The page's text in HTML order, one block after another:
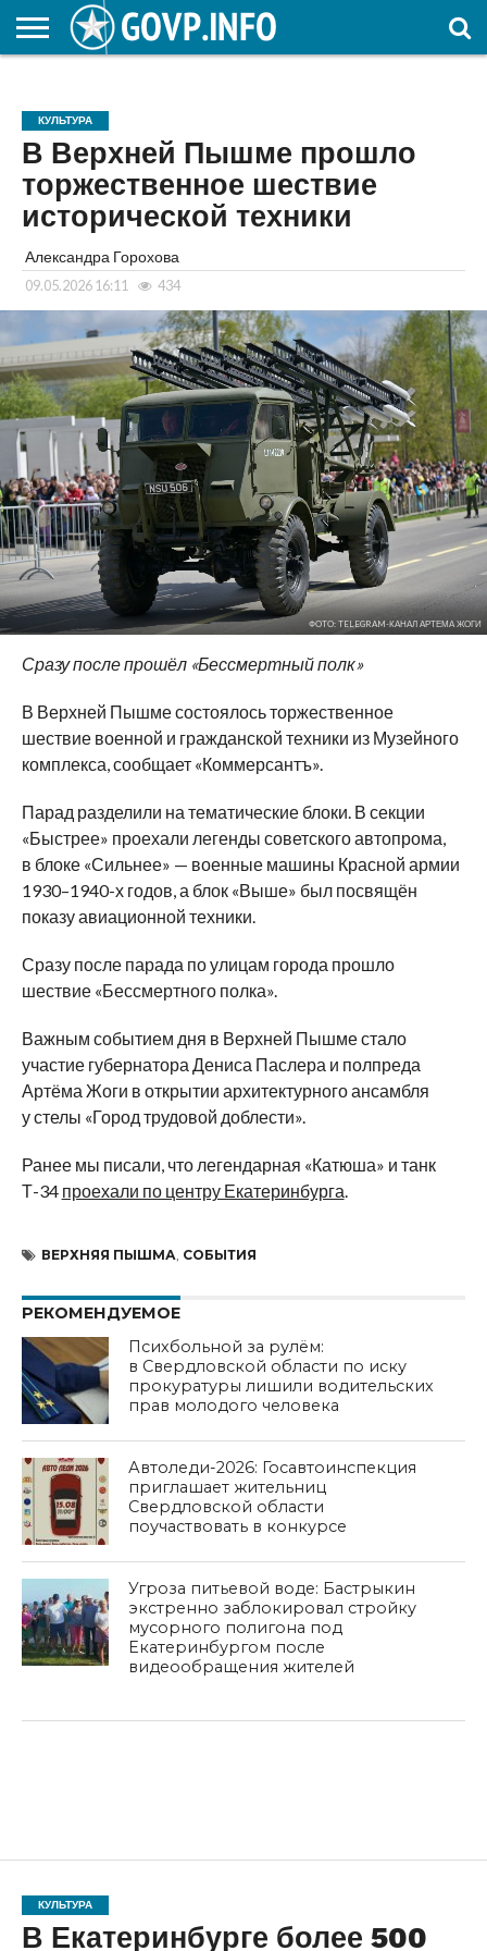
ОБРАЗОВАНИЕ
КУЛЬТУРА
В Верхней Пышме прошло
торжественное шествие
исторической техники
Александра Горохова
09.05.2026 16:11 434
ФОТО: TELEGRAM-КАНАЛ АРТЕМА ЖОГИ
Сразу после прошёл «Бессмертный полк»
В Верхней Пышме состоялось торжественное
шествие военной и гражданской техники из Музейного
комплекса, сообщает «Коммерсантъ».
Парад разделили на тематические блоки. В секции
«Быстрее» проехали легенды советского автопрома,
в блоке «Сильнее» — военные машины Красной армии
1930–1940-х годов, а блок «Выше» был посвящён
показу авиационной техники.
Сразу после парада по улицам города прошло
шествие «Бессмертного полка».
Важным событием дня в Верхней Пышме стало
участие губернатора Дениса Паслера и полпреда
Артёма Жоги в открытии архитектурного ансамбля
у стелы «Город трудовой доблести».
Ранее мы писали, что легендарная «Катюша» и танк
Т-34 проехали по центру Екатеринбурга.
ВЕРХНЯЯ ПЫШМА, СОБЫТИЯ
РЕКОМЕНДУЕМОЕ
Психбольной за рулём:
в Свердловской области по иску
прокуратуры лишили водительских
прав молодого человека
Автоледи-2026: Госавтоинспекция
приглашает жительниц
Свердловской области
поучаствовать в конкурсе
Угроза питьевой воде: Бастрыкин
экстренно заблокировал стройку
мусорного полигона под
Екатеринбургом после
видеообращения жителей
КУЛЬТУРА
В Екатеринбурге более 500